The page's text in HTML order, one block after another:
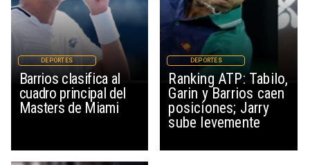
Barrios clasifica al
cuadro principal del
Masters de Miami
DEPORTES
Ranking ATP: Tabilo,
Garin y Barrios caen
posiciones; Jarry
sube levemente
DEPORTES